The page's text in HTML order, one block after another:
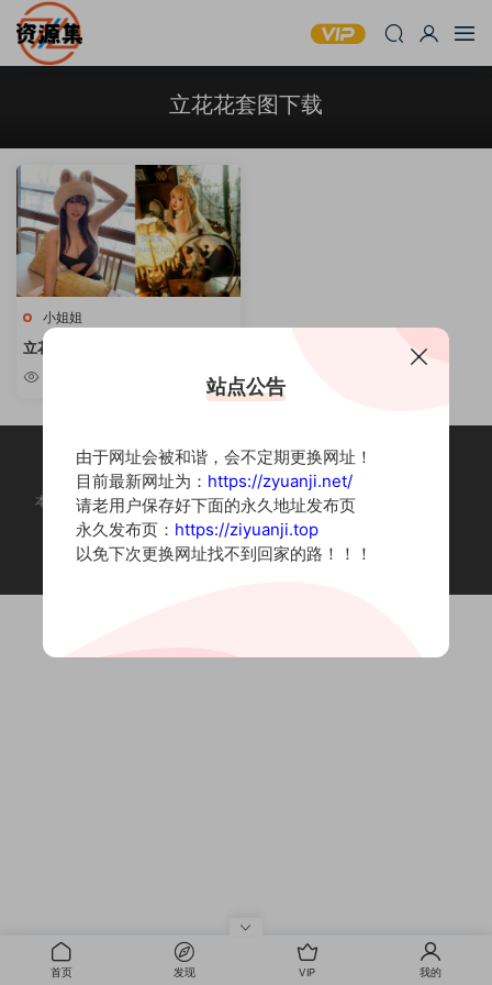
立花花套图下载
小姐姐
立花花 – B站主播写真合集 [持续
更新]
本站为摄影写真图片网站，内容来自网络收集整理，仅作个人学习使用。
如有违法内容请联系删除
Copyright © 2022 资源集
首页 发现 VIP 我的
站点公告
由于网址会被和谐，会不定期更换网址！
目前最新网址为： https://zyuanji.net/
请老用户保存好下面的永久地址发布页
永久发布页： https://ziyuanji.top
以免下次更换网址找不到回家的路！！！